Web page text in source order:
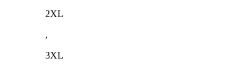
2XL
,
3XL